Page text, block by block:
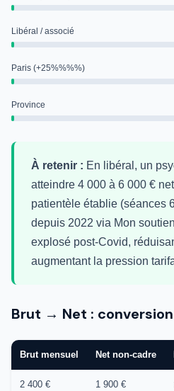
Libéral / associé
Paris (+25%%%%)
Province
À retenir : En libéral, un
atteindre 4 000 à 6 000 €
patientèle établie (séances
depuis 2022 via Mon
explosé post-Covid,
augmentant la pression
Brut → Net :
Brut mensuel Net non-cadre
2 400 € 1 900 €